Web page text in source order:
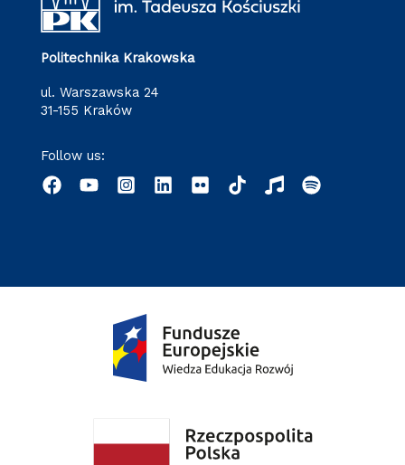
Politechnika Krakowska
ul. Warszawska 24
31-155 Kraków
Follow us: